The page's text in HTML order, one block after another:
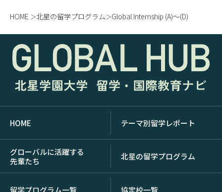
HOME 北星の留学プログラム Global Internship (A)〜(D)
HOME テーマ別留学レポート
グローバルに活躍する
先輩たち
北星の留学プログラム
留学プログラム一覧 協定校一覧